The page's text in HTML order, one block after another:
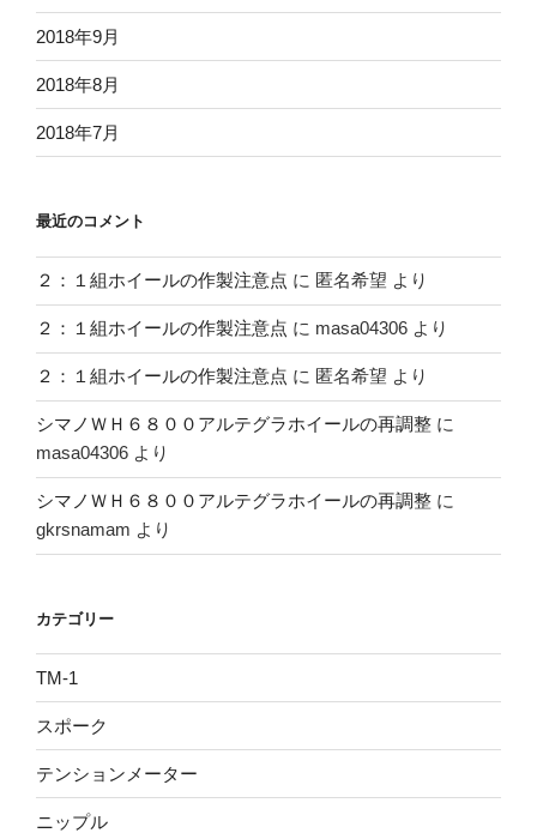
2018年9月
2018年8月
2018年7月
最近のコメント
２：１組ホイールの作製注意点 に 匿名希望 より
２：１組ホイールの作製注意点 に masa04306 より
２：１組ホイールの作製注意点 に 匿名希望 より
シマノＷＨ６８００アルテグラホイールの再調整 に
masa04306 より
シマノＷＨ６８００アルテグラホイールの再調整 に
gkrsnamam より
カテゴリー
TM-1
スポーク
テンションメーター
ニップル